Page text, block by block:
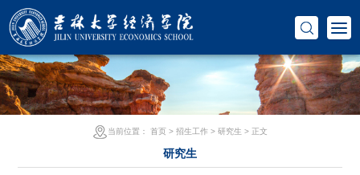
当前位置： 首页> 招生工作> 研究生 > 正文
研究生